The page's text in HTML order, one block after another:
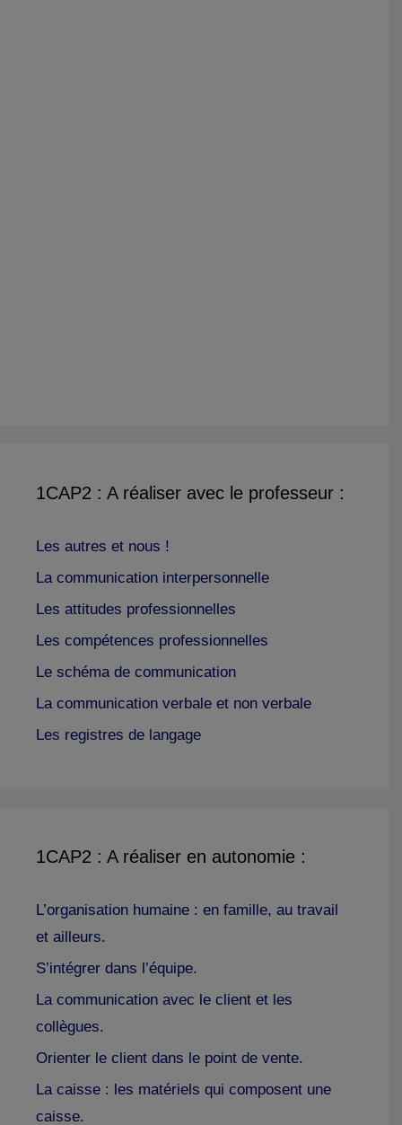
1CAP2 : A réaliser avec le professeur :
Les autres et nous !
La communication interpersonnelle
Les attitudes professionnelles
Les compétences professionnelles
Le schéma de communication
La communication verbale et non verbale
Les registres de langage
1CAP2 : A réaliser en autonomie :
L’organisation humaine : en famille, au travail
et ailleurs.
S’intégrer dans l’équipe.
La communication avec le client et les
collègues.
Orienter le client dans le point de vente.
La caisse : les matériels qui composent une
caisse.